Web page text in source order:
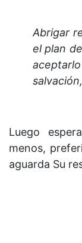
Abrigar
el plan
Luego
menos,
aguarda Su